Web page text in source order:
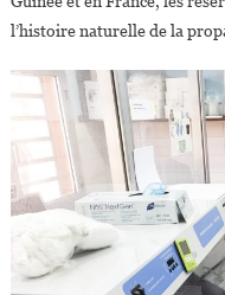
l’histoire naturelle de la